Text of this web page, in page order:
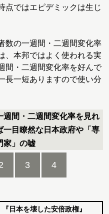
点ではエピデミックは生じ
数の一週間・二週間変化率
、本邦ではよく使われる実
間・二週間変化率を好んで
長一短ありますので使い分
週間・二週間変化率を見れ
一目瞭然な日本政府や「専
家」の嘘
3 4
『日本を壊した安倍政権』